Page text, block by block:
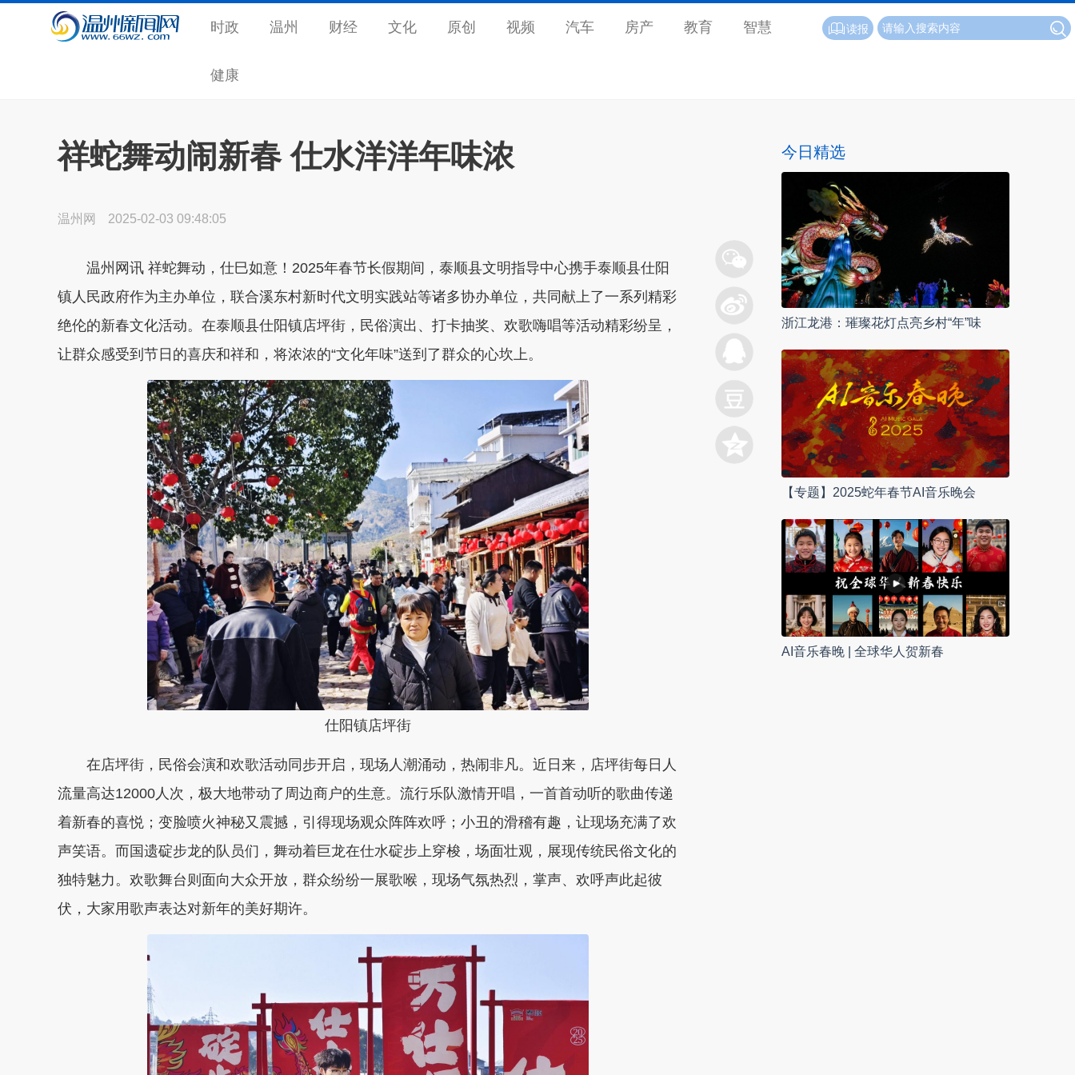
时政 温州 财经 文化 原创 视频 汽车 房产 教育 智慧
健康
读报
祥蛇舞动闹新春 仕水洋洋年味浓
温州网 2025-02-03 09:48:05
温州网讯 祥蛇舞动，仕巳如意 ！2025年春节长假期间，泰顺县文明指导中心携手泰顺县仕阳
镇人民政府作为主办单位，联合溪东村新时代文明实践站等诸多协办单位，共同献上了一系列精彩
绝伦的新春文化活动。在泰顺县仕阳镇店坪街 ， 民俗演出、打卡抽奖、欢歌嗨唱等活动精彩纷呈，
让群众感受到节日的喜庆和祥和，将浓浓的“文化年味”送到了群众的心坎上。
仕阳镇店坪街
在店坪街，民俗会演和欢歌活动同步开启，现场人潮涌动，热闹非凡。 近日来， 店坪街每日人
流量高达12000人次，极大地带动了周边商户的生意。流行乐队激情开唱，一首首动听的歌曲传递
着新春的喜悦；变脸喷火神秘又震撼，引得现场观众阵阵欢呼；小丑的滑稽有趣，让现场充满了欢
声笑语。而国遗碇步龙的队员们，舞动着巨龙在仕水碇步上穿梭，场面壮观，展现传统民俗文化的
独特魅力。欢歌舞台则面向大众开放，群众纷纷一展歌喉，现场气氛热烈，掌声、欢呼声此起彼
伏，大家用歌声表达对新年的美好期许。
今日精选
浙江龙港：璀璨花灯点亮乡村“年”味
【专题】2025蛇年春节AI音乐晚会
AI音乐春晚 | 全球华人贺新春